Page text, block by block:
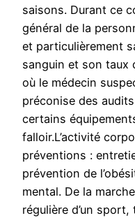
saisons. Durant ce
général de la
et particulièrement
sanguin et son taux
où le médecin
préconise des
certains
falloir.L’activité
préventions :
prévention de
mental. De la
régulière d’un